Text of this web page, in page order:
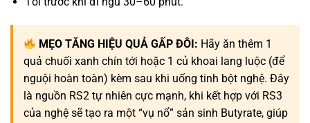
MẸO TĂNG HIỆU QUẢ GẤP ĐÔI: Hãy ăn thêm 1
quả chuối xanh chín tới hoặc 1 củ khoai lang luộc (để
nguội hoàn toàn) kèm sau khi uống tinh bột nghệ. Đây
là nguồn RS2 tự nhiên cực mạnh, khi kết hợp với RS3
của nghệ sẽ tạo ra một “vụ nổ” sản sinh Butyrate, giúp